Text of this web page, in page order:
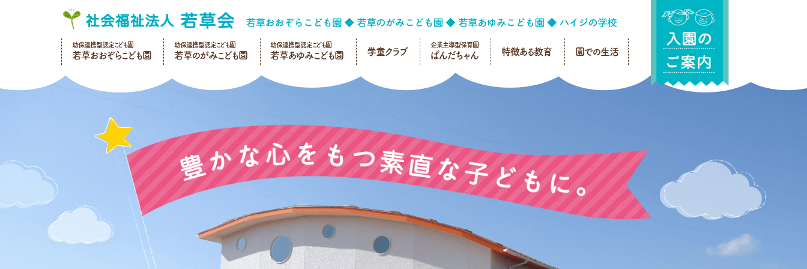
幼保連携型認定こども園
若草おおぞらこども園
幼保連携型認定こども園
若草のがみこども園
幼保連携型認定こども園
若草あゆみこども園 学童クラブ
企業主導型保育園
ぱんだちゃん 特徴ある教育 園での生活